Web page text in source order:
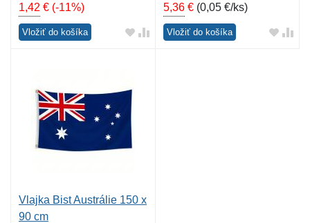
1,42 € (-11%)
Vložiť do košíka
5,36€(0,05 €/ks)
Vložiť do košíka
Vlajka Bist Austrálie 150 x
90 cm